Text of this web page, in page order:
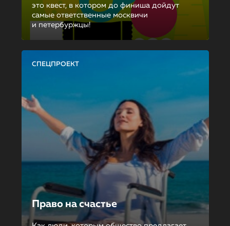
это квест, в котором до финиша дойдут
самые ответственные москвичи
и петербуржцы!
СПЕЦПРОЕКТ
Право на счастье